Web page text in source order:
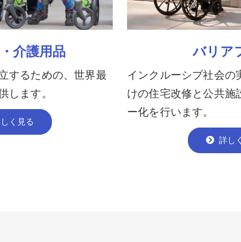
介護用品
するための、世界最
します。
く見る
バリア
インクルーシブ社会の
けの住宅改修と公共施
ー化を行います。
詳し